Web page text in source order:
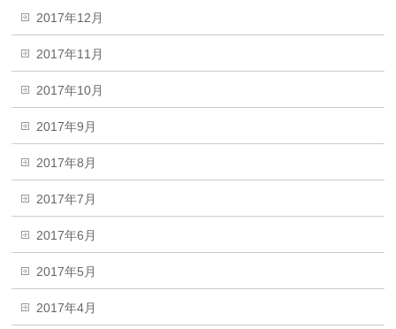
2017年12月
2017年11月
2017年10月
2017年9月
2017年8月
2017年7月
2017年6月
2017年5月
2017年4月